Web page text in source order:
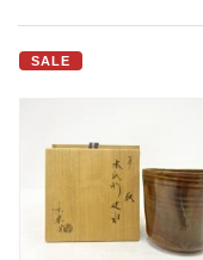
SALE